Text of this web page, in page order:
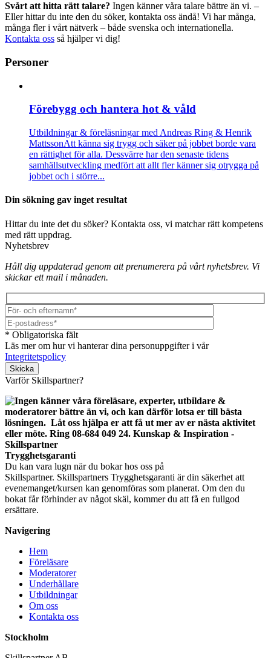
Svårt att hitta rätt talare? Ingen känner våra talare bättre än vi. –
Eller hittar du inte den du söker, kontakta oss ändå! Vi har många,
många fler i vårt nätverk – både svenska och internationella.
Kontakta oss så hjälper vi dig!
Personer
Förebygg och hantera hot & våld
Utbildningar & föreläsningar med Andreas Ring & Henrik
MattssonAtt känna sig trygg och säker på jobbet borde vara
en rättighet för alla. Dessvärre har den senaste tidens
samhällsutveckling medfört att allt fler känner sig otrygga på
jobbet och i större...
Din sökning gav inget resultat
Hittar du inte det du söker? Kontakta oss, vi matchar rätt kompetens
med rätt uppdrag.
Nyhetsbrev
Håll dig uppdaterad genom att prenumerera på vårt nyhetsbrev. Vi
skickar ett mail i månaden.
* Obligatoriska fält
Läs mer om hur vi hanterar dina personuppgifter i vår
Integritetspolicy
Lämna detta fält tomt.
Varför Skillspartner?
Trygghetsgaranti
Du kan vara lugn när du bokar hos oss på
Skillspartner. Skillspartners Trygghetsgaranti är din säkerhet att
evenemanget/kursen kan genomföras som planerat. Om den du
bokat får förhinder av något skäl, kommer du att få en fullgod
ersättare.
Navigering
Hem
Föreläsare
Moderatorer
Underhållare
Utbildningar
Om oss
Kontakta oss
Stockholm